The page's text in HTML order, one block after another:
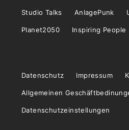
Studio Talks AnlagePunk
Planet2050 Inspiring People
Datenschutz Impressum
Allgemeinen
Datenschutzeinstellungen